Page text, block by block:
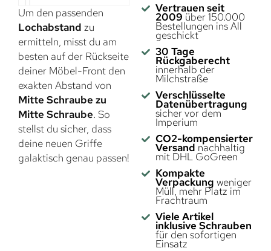
Um den passenden
Lochabstand zu
ermitteln, misst du am
besten auf der Rückseite
deiner Möbel-Front den
exakten Abstand von
Mitte Schraube zu
Mitte Schraube. So
stellst du sicher, dass
deine neuen Griffe
galaktisch genau passen!
Vertrauen seit
2009über 150.000
Bestellungen ins All
geschickt
30 Tage
Rückgaberecht
innerhalb der
Milchstraße
Verschlüsselte
Datenübertragung
sicher vor dem
Imperium
CO2-kompensierter
Versand nachhaltig
mit DHL GoGreen
Kompakte
Verpackung weniger
Müll, mehr Platz im
Frachtraum
Viele Artikel
inklusive Schrauben
für den sofortigen
Einsatz